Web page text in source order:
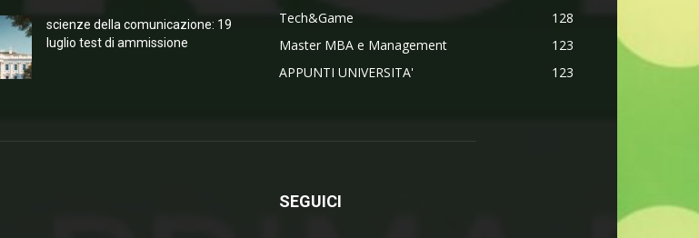
scienze della comunicazione: 19
luglio test di ammissione
Tech&Game
128
Master MBA e Management
123
APPUNTI UNIVERSITA'
123
SEGUICI